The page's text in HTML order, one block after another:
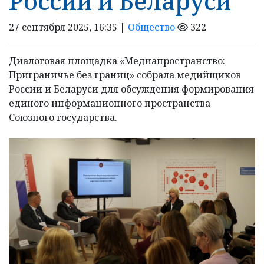
27 сентября 2025, 16:35 | Общество 322
Диалоговая площадка «Медиапространство:
Приграничье без границ» собрала медийщиков
России и Беларуси для обсуждения формирования
единого информационного пространства
Союзного государства.